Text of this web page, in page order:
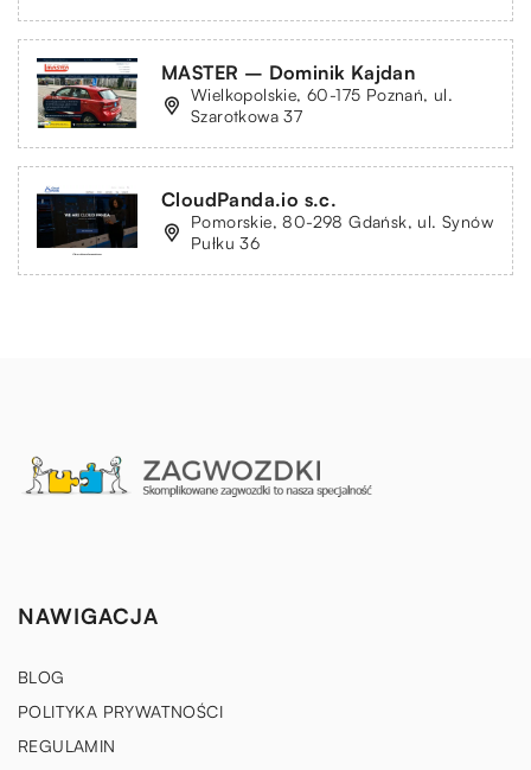
MASTER – Dominik Kajdan
Wielkopolskie, 60-175 Poznań, ul.
Szarotkowa 37
CloudPanda.io s.c.
Pomorskie, 80-298 Gdańsk, ul. Synów
Pułku 36
NAWIGACJA
BLOG
POLITYKA PRYWATNOŚCI
REGULAMIN